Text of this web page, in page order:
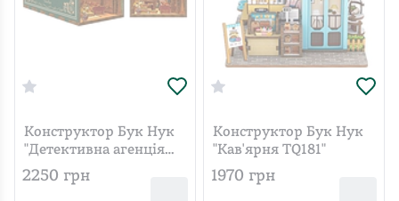
Конструктор Бук Нук
"Детективна агенція
Violin TQ117"
2250 грн
Конструктор Бук Нук
"Кав'ярня TQ181"
1970 грн